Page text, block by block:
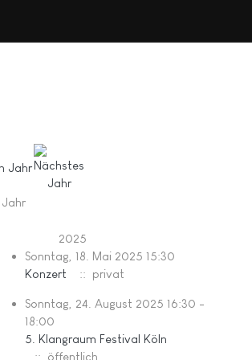
2025
Sonntag, 18. Mai 2025 15:30
Konzert
:: privat
Sonntag, 24. August 2025 16:30 -
18:00
5. Klangraum Festival Köln
:: öffentlich